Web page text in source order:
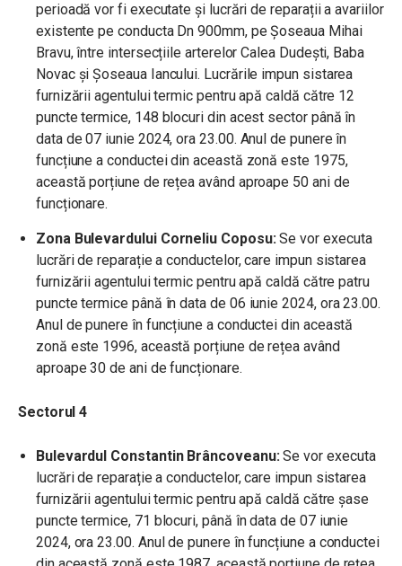
perioadă vor fi executate și lucrări de reparații a avariilor
existente pe conducta Dn 900mm, pe Șoseaua Mihai
Bravu, între intersecțiile arterelor Calea Dudești, Baba
Novac și Șoseaua Iancului. Lucrările impun sistarea
furnizării agentului termic pentru apă caldă către 12
puncte termice, 148 blocuri din acest sector până în
data de 07 iunie 2024, ora 23.00. Anul de punere în
funcțiune a conductei din această zonă este 1975,
această porțiune de rețea având aproape 50 ani de
funcționare.
Zona Bulevardului Corneliu Coposu:Se vor executa
lucrări de reparație a conductelor, care impun sistarea
furnizării agentului termic pentru apă caldă către patru
puncte termice până în data de 06 iunie 2024, ora 23.00.
Anul de punere în funcțiune a conductei din această
zonă este 1996, această porțiune de rețea având
aproape 30 de ani de funcționare.
Sectorul 4
Bulevardul Constantin Brâncoveanu:Se vor executa
lucrări de reparație a conductelor, care impun sistarea
furnizării agentului termic pentru apă caldă către șase
puncte termice, 71 blocuri, până în data de 07 iunie
2024, ora 23.00. Anul de punere în funcțiune a conductei